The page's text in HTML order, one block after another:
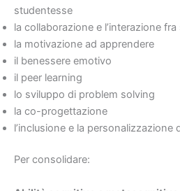
studentesse
la collaborazione e l’interazione
la motivazione ad apprendere
il benessere emotivo
il peer learning
lo sviluppo di problem solving
la co-progettazione
l’inclusione e la personalizzazione
Per consolidare: